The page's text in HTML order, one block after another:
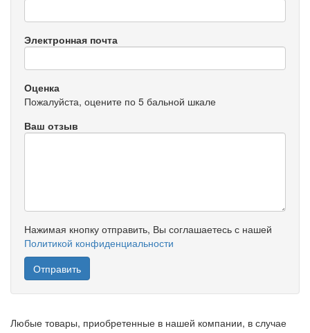
Электронная почта
Оценка
Пожалуйста, оцените по 5 бальной шкале
Ваш отзыв
Нажимая кнопку отправить, Вы соглашаетесь с нашей
Политикой конфиденциальности
Любые товары, приобретенные в нашей компании, в случае